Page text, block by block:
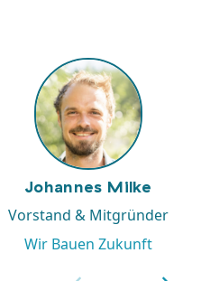
Johannes Milke
Vorstand & Mitgründer
Wir Bauen Zukunft